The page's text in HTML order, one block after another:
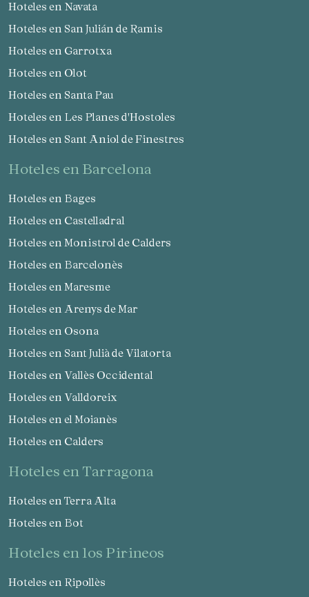
Hoteles en Navata
Hoteles en San Julián de Ramis
Hoteles en Garrotxa
Hoteles en Olot
Hoteles en Santa Pau
Hoteles en Les Planes d'Hostoles
Hoteles en Sant Aniol de Finestres
hoteles en Barcelona
Hoteles en Bages
Hoteles en Castelladral
Hoteles en Monistrol de Calders
Hoteles en Barcelonès
Hoteles en Maresme
Hoteles en Arenys de Mar
Hoteles en Osona
Hoteles en Sant Julià de Vilatorta
Hoteles en Vallès Occidental
Hoteles en Valldoreix
Hoteles en el Moianès
Hoteles en Calders
hoteles en Tarragona
Hoteles en Terra Alta
Hoteles en Bot
hoteles en los Pirineos
Hoteles en Ripollès